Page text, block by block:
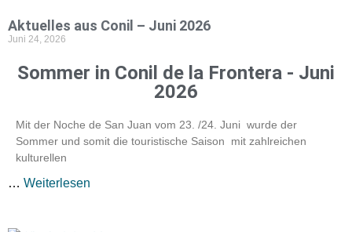
Aktuelles aus Conil – Juni 2026
Juni 24, 2026
Sommer in Conil de la Frontera - Juni
2026
Mit der Noche de San Juan vom 23. /24. Juni wurde der
Sommer und somit die touristische Saison mit zahlreichen
kulturellen
… Weiterlesen